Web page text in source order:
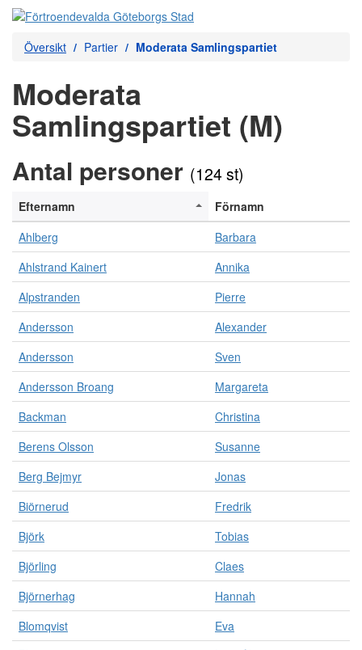
Översikt Partier Moderata Samlingspartiet
Moderata
Samlingspartiet (M)
Antal personer (124 st)
Efternamn
Förnamn
Ahlberg
Barbara
Ahlstrand Kainert
Annika
Alpstranden
Pierre
Andersson
Alexander
Andersson
Sven
Andersson Broang
Margareta
Backman
Christina
Berens Olsson
Susanne
Berg Bejmyr
Jonas
Biörnerud
Fredrik
Björk
Tobias
Björling
Claes
Björnerhag
Hannah
Blomqvist
Eva